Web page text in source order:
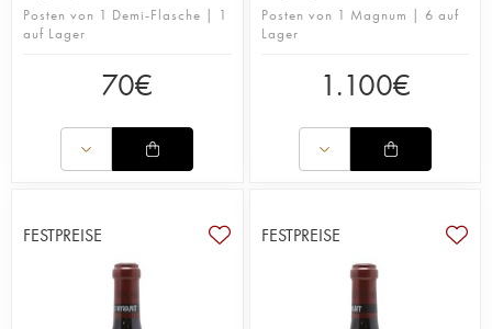
Posten von 1 Demi-Flasche | 1
auf Lager
70€
Posten von 1 Magnum | 6 auf
Lager
1.100€
FESTPREISE FESTPREISE